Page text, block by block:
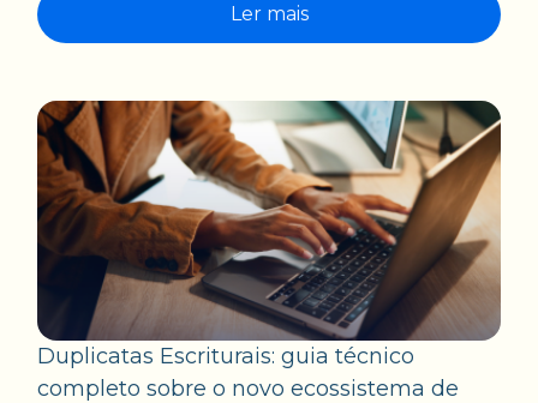
Ler mais
Duplicatas Escriturais: guia técnico
completo sobre o novo ecossistema de